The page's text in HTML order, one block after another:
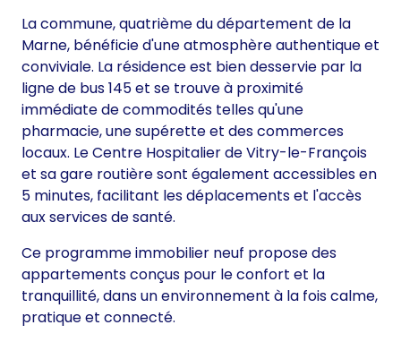
La commune, quatrième du département de la
Marne, bénéficie d'une atmosphère authentique et
conviviale. La résidence est bien desservie par la
ligne de bus 145 et se trouve à proximité
immédiate de commodités telles qu'une
pharmacie, une supérette et des commerces
locaux. Le Centre Hospitalier de Vitry-le-François
et sa gare routière sont également accessibles en
5 minutes, facilitant les déplacements et l'accès
aux services de santé.
Ce programme immobilier neuf propose des
appartements conçus pour le confort et la
tranquillité, dans un environnement à la fois calme,
pratique et connecté.